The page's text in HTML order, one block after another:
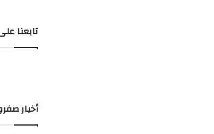
تابعنا
أخبار